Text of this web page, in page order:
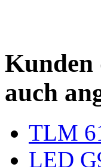
Kunden
auch
TLM
LED